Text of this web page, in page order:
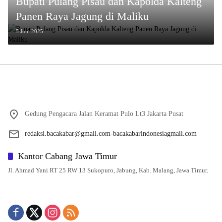
Panen Raya Jagung di Maliku
5 Juni 2025
Gedung Pengacara Jalan Keramat Pulo Lt3 Jakarta Pusat
redaksi.bacakabar@gmail.com-bacakabarindonesiagmail.com
Kantor Cabang Jawa Timur
Jl. Ahmad Yani RT 25 RW 13 Sukopuro, Jabung, Kab. Malang, Jawa Timur.